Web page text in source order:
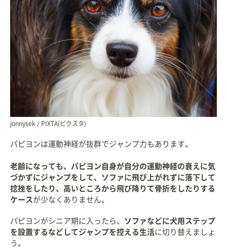
jonnysek / PIXTA(ピクスタ)
パピヨンは運動神経が抜群でジャンプ力もあります。
老齢になっても、パピヨン自身が自分の運動神経の衰えに気
づかずにジャンプをして、ソファに飛び上がれずに落下して
捻挫をしたり、高いところから飛び降りて骨折をしたりする
ケース が少なくありません。
パピヨンがシニア期に入ったら、 ソファなどに犬用ステップ
を設置するなどしてジャンプを控える生活に切り替えましょ
う。